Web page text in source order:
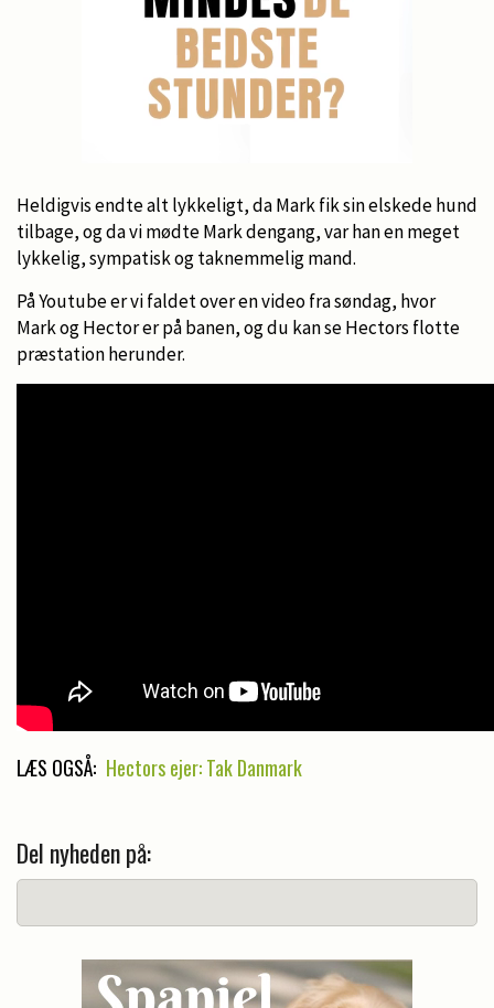
Heldigvis endte alt lykkeligt, da Mark fik sin elskede hund
tilbage, og da vi mødte Mark dengang, var han en meget
lykkelig, sympatisk og taknemmelig mand.
På Youtube er vi faldet over en video fra søndag, hvor
Mark og Hector er på banen, og du kan se Hectors flotte
præstation herunder.
LÆS OGSÅ: Hectors ejer: Tak Danmark
Del nyheden på: